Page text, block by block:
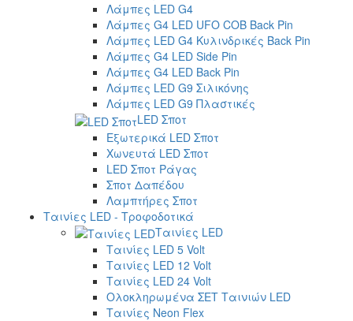
Λάμπες LED G4
Λάμπες G4 LED UFO COB Back Pin
Λάμπες LED G4 Κυλινδρικές Back Pin
Λάμπες G4 LED Side Pin
Λάμπες G4 LED Back Pin
Λάμπες LED G9 Σιλικόνης
Λάμπες LED G9 Πλαστικές
LED Σποτ
Εξωτερικά LED Σποτ
Χωνευτά LED Σποτ
LED Σποτ Ράγας
Σποτ Δαπέδου
Λαμπτήρες Σποτ
Ταινίες LED - Τροφοδοτικά
Ταινίες LED
Ταινίες LED 5 Volt
Ταινίες LED 12 Volt
Ταινίες LED 24 Volt
Ολοκληρωμένα ΣΕΤ Ταινιών LED
Ταινίες Neon Flex